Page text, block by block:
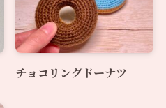
チョコリングドーナツ